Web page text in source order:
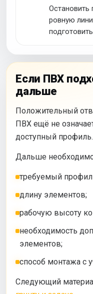
Остановить
ровную
Если ПВХ
дальше
Положительный
ПВХ ещё не
доступный профиль.
Дальше
требуемый
длину элементов;
рабочую высоту
необходимость
элементов;
способ монтажа с
Следующий